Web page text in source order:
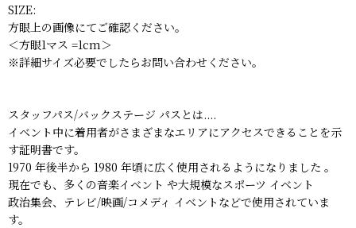
SIZE:
方眼上の画像にてご確認ください。
＜方眼1マス =1cm＞
※詳細サイズ必要でしたらお問い合わせください。
スタッフパス/バックステージ パスとは....
イベント中に着用者がさまざまなエリアにアクセスできることを示
す証明書です。
1970 年後半から 1980 年頃に広く使用されるようになりました 。
現在でも、多くの音楽イベント や大規模なスポーツ イベント
政治集会、テレビ/映画/コメディ イベントなどで使用されていま
す。